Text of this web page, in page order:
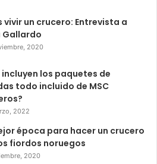
vivir un crucero: Entrevista a
Gallardo
2020
incluyen los paquetes de
todo incluido de MSC
2022
época para hacer un crucero
fiordos noruegos
2020